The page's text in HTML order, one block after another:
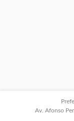
Av. Afonso